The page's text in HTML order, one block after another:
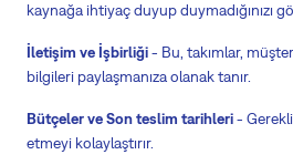
kaynağa ihtiyaç duyup duymadığınızı
İletişim ve İşbirliği- Bu, takımlar,
bilgileri paylaşmanıza olanak tanır.
Bütçeler ve Son teslim tarihleri-
etmeyi kolaylaştırır.